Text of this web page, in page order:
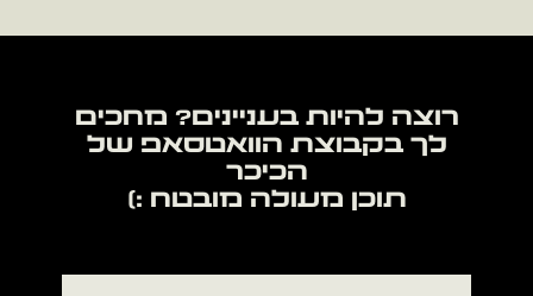
רוצה להיות בעניינים? מחכים
לך בקבוצת הוואטסאפ של
תוכן מעולה מובטח :)